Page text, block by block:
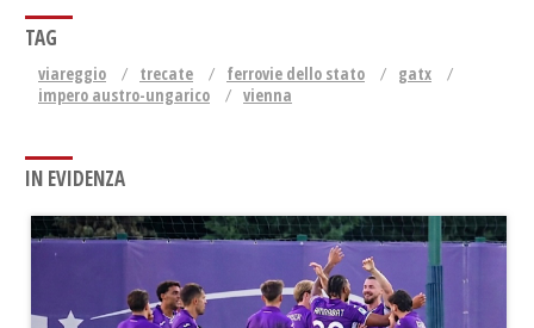
TAG
viareggio trecate ferrovie dello stato
gatx
impero austro-ungarico
vienna
IN EVIDENZA